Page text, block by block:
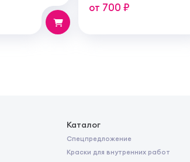
от 700 ₽
Каталог
Спецпредложение
Краски для внутренних работ